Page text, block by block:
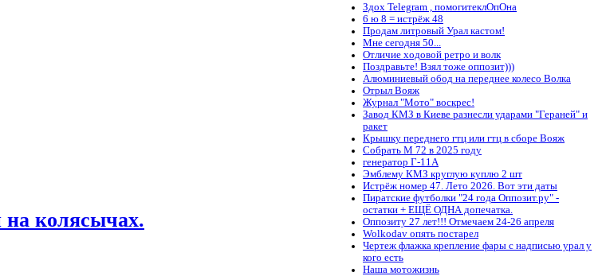
колясычах.
Здох Telegram , помогитеклОпОна
6 ю 8 = истрёж 48
Продам литровый Урал кастом!
Мне сегодня 50...
Отличие ходовой ретро и волк
Поздравьте! Взял тоже оппозит)))
Алюминиевый обод на переднее колесо Волка
Отрыл Вояж
Журнал "Мото" воскрес!
Завод КМЗ в Киеве разнесли ударами "Гераней" и
ракет
Крышку переднего гтц или гтц в сборе Вояж
Собрать М 72 в 2025 году
генератор Г-11А
Эмблему КМЗ круглую куплю 2 шт
Истрёж номер 47. Лето 2026. Вот эти даты
Пиратские футболки "24 года Оппозит.ру" -
остатки + ЕЩЁ ОДНА допечатка.
Оппозиту 27 лет!!! Отмечаем 24-26 апреля
Wolkodav опять постарел
Чертеж флажка крепление фары с надписью урал у
кого есть
Наша мотожизнь